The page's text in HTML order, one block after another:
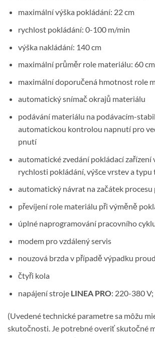
maximální výška pokládání: 22 cm
rychlost pokládání: 0-100 m/min
výška nakládání: 140 cm
maximální průměr role materiálu: 60 cm
maximální doporučená hmotnost role
automatický snímač okrajů materiálu
podávání materiálu na podávacím-
automatickou kontrolou napnutí pro
pnutí
automatické zvedání pokládací zařízení
rychlosti pokládání, výšce vrstev a typu
automatický návrat na začátek procesu
převíjení role materiálu při výměně
úplné naprogramování pracovního
modem pro vzdálený servis
nouzová brzda v případě výpadku
čtyři kola
napájení stroje LINEA PRO: 220-380
(Uvedené technické parametre sa môžu
skutočnosti. Je potrebné overiť skutočné